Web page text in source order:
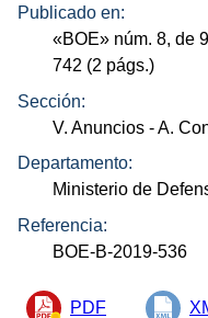
Publicado en:
«BOE» núm. 8, de
742 (2 págs.)
Sección:
V. Anuncios - A.
Departamento:
Ministerio de
Referencia:
BOE-B-2019-536
PDF